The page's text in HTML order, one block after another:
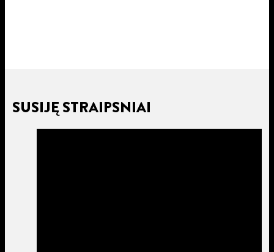
SUSIJĘ STRAIPSNIAI